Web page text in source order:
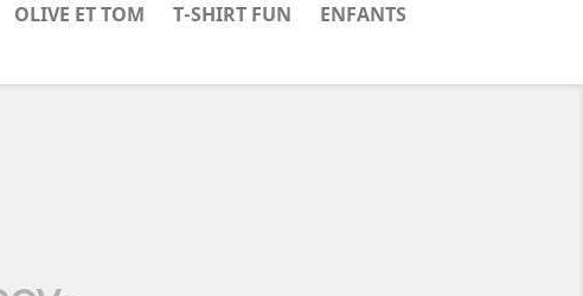
OLIVE ET TOM T-SHIRT FUN ENFANTS